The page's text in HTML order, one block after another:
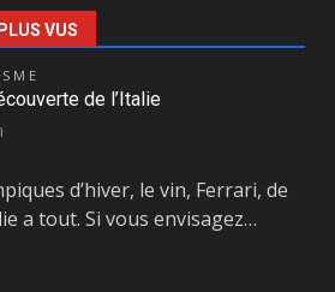
VUS
de l’Italie
d’hiver, le vin, Ferrari, de
a tout. Si vous envisagez…